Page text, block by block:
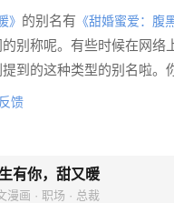
》 的别名有 《甜婚蜜爱：腹
别称呢。有些时候在网
到的这种类型的别名啦。
馈
有你，甜又暖
漫画 · 职场 · 总裁